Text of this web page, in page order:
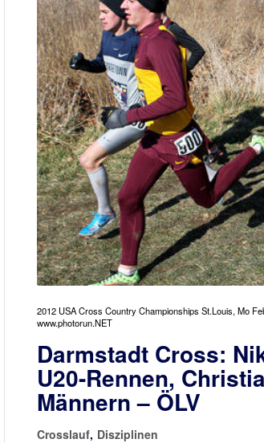
2012 USA Cross Country Championships St.Louis, Mo
www.photorun.NET
Darmstadt Cross:
U20-Rennen,
Männern – ÖLV
Crosslauf, Disziplinen